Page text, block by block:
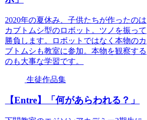
2020年の夏休み、子供たちが作ったのは
カブトムシ型のロボット。ツノを振って
勝負します。ロボットではなく本物のカ
ブトムシも教室に参加。本物を観察する
のも大事な学習です。
生徒作品集
【Entre】「何があらわれる？」